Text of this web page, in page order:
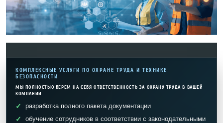
КОМПЛЕКСНЫЕ УСЛУГИ ПО ОХРАНЕ ТРУДА И ТЕХНИКЕ
БЕЗОПАСНОСТИ
МЫ ПОЛНОСТЬЮ БЕРЕМ НА СЕБЯ ОТВЕТСТВЕННОСТЬ ЗА ОХРАНУ ТРУДА В ВАШЕЙ
КОМПАНИИ
разработка полного пакета документации
обучение сотрудников в соответствии с законодательными